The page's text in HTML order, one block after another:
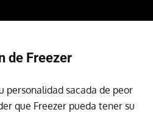
de Freezer
personalidad sacada de peor
que Freezer pueda tener su